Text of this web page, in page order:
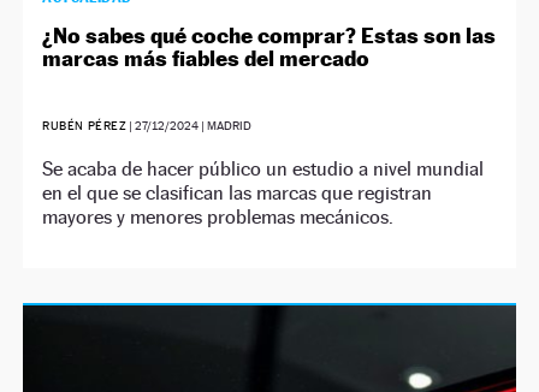
¿No sabes qué coche comprar? Estas son las
marcas más fiables del mercado
RUBÉN PÉREZ |27/12/2024 | MADRID
Se acaba de hacer público un estudio a nivel mundial
en el que se clasifican las marcas que registran
mayores y menores problemas mecánicos.